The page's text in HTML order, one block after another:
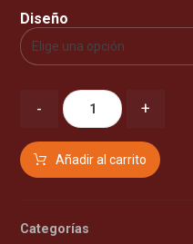
Diseño
- +
Añadir al carrito
Categorías